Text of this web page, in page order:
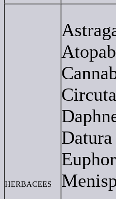
HERBACEES
Circuta
Datura